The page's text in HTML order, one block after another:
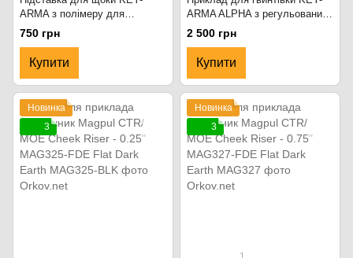
ARMA з полімеру для
стабільності прицілювання
750 грн
Купити
ARMA ALPHA з регульованим
щічником та гумовим упором
2 500 грн
Купити
Новинка
3
Новинка
3